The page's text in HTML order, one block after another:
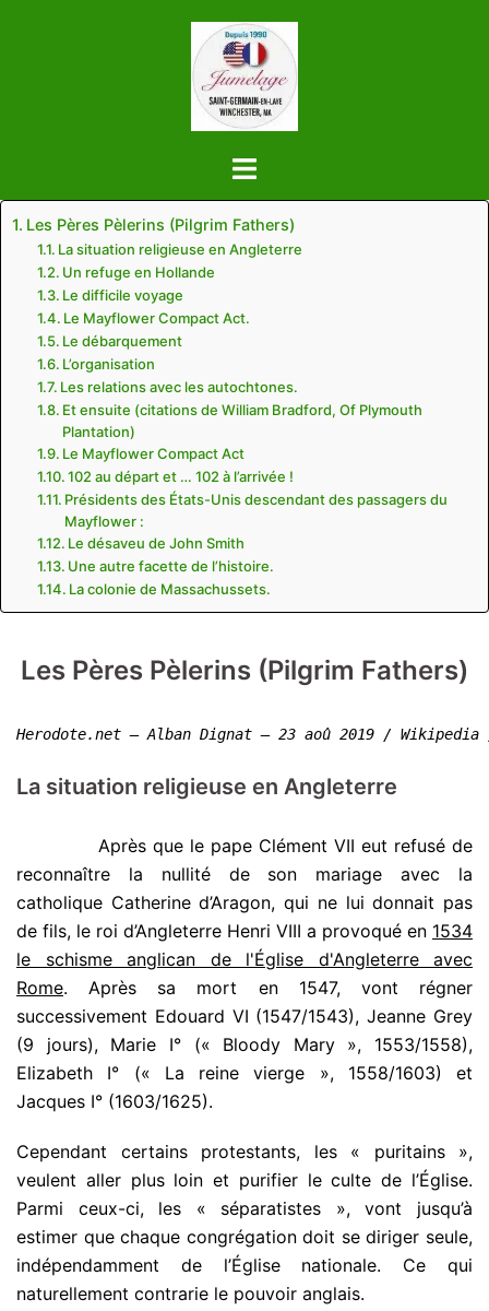
Les Pères Pèlerins (Pilgrim Fathers)
La situation religieuse en Angleterre
Un refuge en Hollande
Le difficile voyage
Le Mayflower Compact Act.
Le débarquement
L’organisation
Les relations avec les autochtones.
Et ensuite (citations de William Bradford, Of Plymouth
Plantation)
Le Mayflower Compact Act
102 au départ et … 102 à l’arrivée !
Présidents des États-Unis descendant des passagers du
Mayflower :
Le désaveu de John Smith
Une autre facette de l’histoire.
La colonie de Massachussets.
Les Pères Pèlerins (Pilgrim Fathers)
Herodote.net – Alban Dignat – 23 aoû 2019 /
La situation religieuse en Angleterre
Après que le pape Clément VII eut refusé de
reconnaître la nullité de son mariage avec la
catholique Catherine d’Aragon, qui ne lui donnait pas
de fils, le roi d’Angleterre Henri VIII a provoqué en 1534
le schisme anglican de l'Église d'Angleterre avec
Rome. Après sa mort en 1547, vont régner
successivement Edouard VI (1547/1543), Jeanne Grey
(9 jours), Marie I° (« Bloody Mary », 1553/1558),
Elizabeth I° (« La reine vierge », 1558/1603) et
Jacques I° (1603/1625).
Cependant certains protestants, les « puritains »,
veulent aller plus loin et purifier le culte de l’Église.
Parmi ceux-ci, les « séparatistes », vont jusqu’à
estimer que chaque congrégation doit se diriger seule,
indépendamment de l’Église nationale. Ce qui
naturellement contrarie le pouvoir anglais.